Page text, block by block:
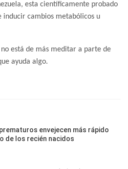
esta científicamente probado
inducir cambios metabólicos u
está de más meditar a parte de
ayuda algo.
envejecen más rápido
de los recién nacidos